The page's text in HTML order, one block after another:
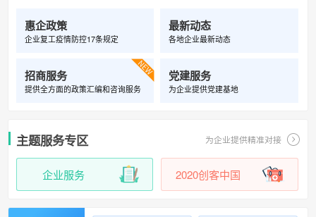
惠企政策
企业复工疫情防控17条规定
最新动态
各地企业最新动态
招商服务
提供全方面的政策汇编和咨询服务
 党建服务
为企业提供党建基地
主题服务专区 为企业提供精准对接
企业服务 2020创客中国